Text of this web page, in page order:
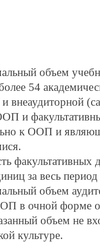
объем
54
внеаудиторной
и
к ООП и
за весь
объем
в очной форме
объем не
культуре.